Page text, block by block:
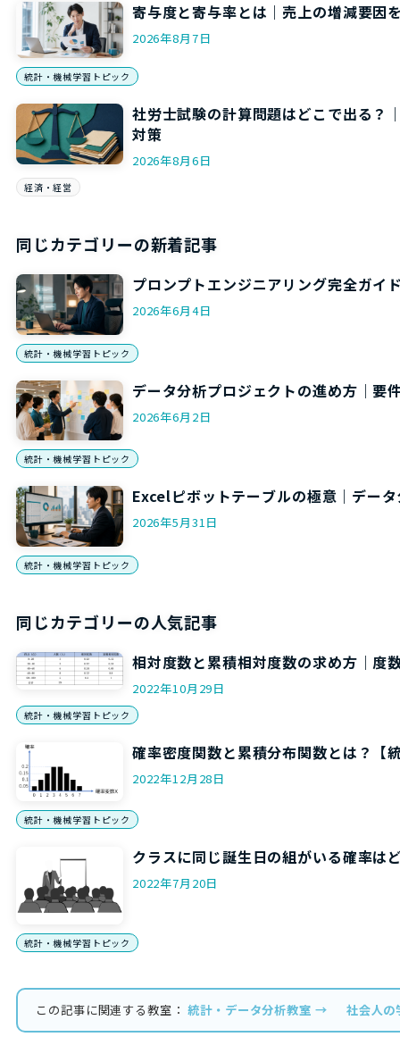
寄与度と寄与率とは｜売上の増減要因
2026年8月7日
統計・機械学習トピック
社労士試験の計算問題はどこで出る？
対策
2026年8月6日
経済・経営
同じカテゴリーの新着記事
プロンプトエンジニアリング完全ガイ
2026年6月4日
統計・機械学習トピック
データ分析プロジェクトの進め方｜要
2026年6月2日
統計・機械学習トピック
Excelピボットテーブルの極意｜デー
2026年5月31日
統計・機械学習トピック
同じカテゴリーの人気記事
相対度数と累積相対度数の求め方｜度
2022年10月29日
統計・機械学習トピック
確率密度関数と累積分布関数とは？【
2022年12月28日
統計・機械学習トピック
クラスに同じ誕生日の組がいる確率は
2022年7月20日
統計・機械学習トピック
この記事に関連する教室：統計・データ分析教室 → 社会人